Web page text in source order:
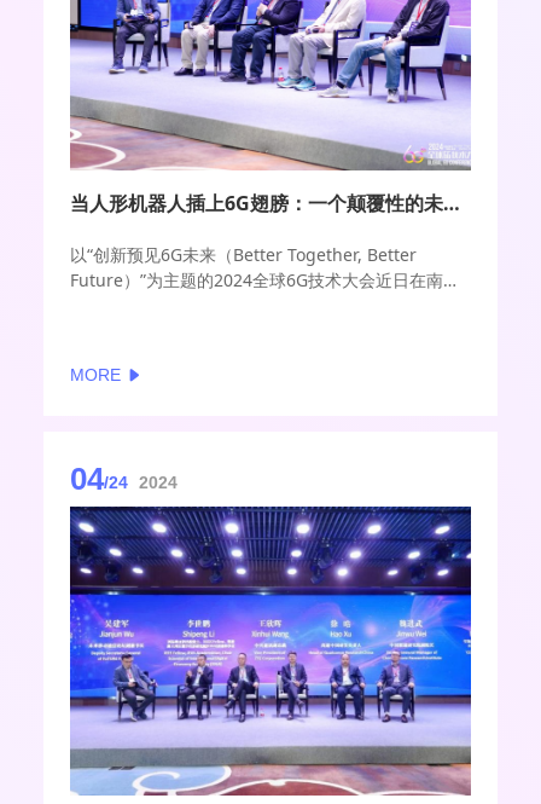
当人形机器人插上6G翅膀：一个颠覆性的未来正在展开
以“创新预见6G未来（Better Together, Better
Future）”为主题的2024全球6G技术大会近日在南京
桌讨论。
MORE
04/24 2024